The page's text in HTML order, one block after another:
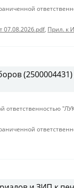
07.08.2026.pdf, Прил. к
ответственностью